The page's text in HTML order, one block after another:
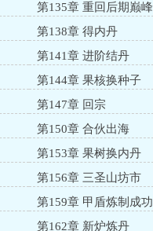
第135章 重回后期巅峰
第138章 得内丹
第141章 进阶结丹
第144章 果核换种子
第147章 回宗
第150章 合伙出海
第153章 果树换内丹
第156章 三圣山坊市
第159章 甲盾炼制成功
第162章 新炉炼丹